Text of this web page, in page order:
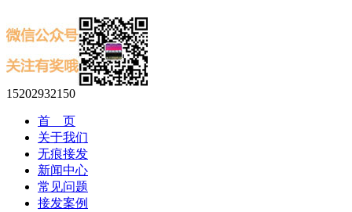
15202932150
首 页
关于我们
无痕接发
新闻中心
常见问题
接发案例